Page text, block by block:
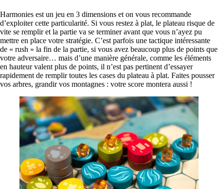
Harmonies est un jeu en 3 dimensions et on vous recommande
d’exploiter cette particularité. Si vous restez à plat, le plateau risque de
vite se remplir et la partie va se terminer avant que vous n’ayez pu
mettre en place votre stratégie. C’est parfois une tactique intéressante
de « rush » la fin de la partie, si vous avez beaucoup plus de points que
votre adversaire… mais d’une manière générale, comme les éléments
en hauteur valent plus de points, il n’est pas pertinent d’essayer
rapidement de remplir toutes les cases du plateau à plat. Faites pousser
vos arbres, grandir vos montagnes : votre score montera aussi !